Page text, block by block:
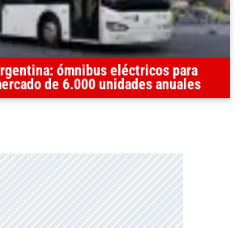
ómnibus eléctricos para
de 6.000 unidades anuales